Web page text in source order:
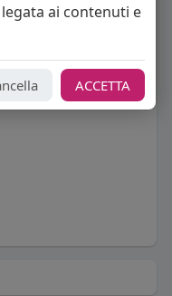
Roberto Frangipane
ai contenuti e
ACCETTA